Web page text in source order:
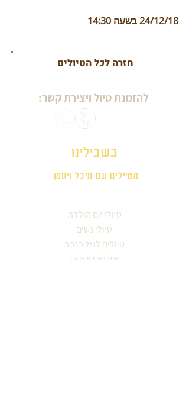
24/12/18 בשעה 14:30
.
חזרה לכל הטיולים
להזמנת טיול ויצירת קשר:
בשבילינו
מטיילים עם מיכל ויסמן
טיולי יום הולדת
טיולי נשים
טיולים לגיל הזהב
ימי גיבוש וכיף